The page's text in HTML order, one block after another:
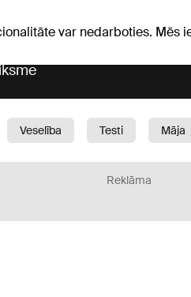
var nedarboties. Mēs
Veselība Testi Māja
Reklāma